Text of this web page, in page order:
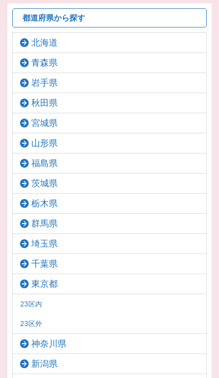
都道府県から探す
北海道
青森県
岩手県
秋田県
宮城県
山形県
福島県
茨城県
栃木県
群馬県
埼玉県
千葉県
東京都
23区内
23区外
神奈川県
新潟県